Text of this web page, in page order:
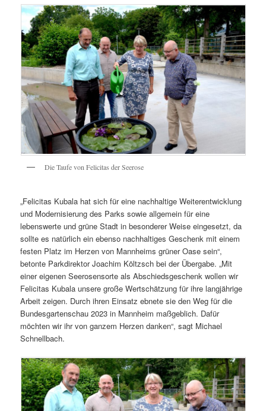
Die Taufe von Felicitas der Seerose
„Felicitas Kubala hat sich für eine nachhaltige Weiterentwicklung
und Modernisierung des Parks sowie allgemein für eine
lebenswerte und grüne Stadt in besonderer Weise eingesetzt, da
sollte es natürlich ein ebenso nachhaltiges Geschenk mit einem
festen Platz im Herzen von Mannheims grüner Oase sein“,
betonte Parkdirektor Joachim Költzsch bei der Übergabe. „Mit
einer eigenen Seerosensorte als Abschiedsgeschenk wollen wir
Felicitas Kubala unsere große Wertschätzung für ihre langjährige
Arbeit zeigen. Durch ihren Einsatz ebnete sie den Weg für die
Bundesgartenschau 2023 in Mannheim maßgeblich. Dafür
möchten wir ihr von ganzem Herzen danken“, sagt Michael
Schnellbach.